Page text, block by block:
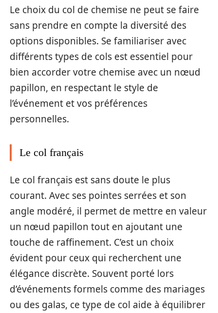
Le choix du col de chemise ne peut se faire
sans prendre en compte la diversité des
options disponibles. Se familiariser avec
différents types de cols est essentiel pour
bien accorder votre chemise avec un nœud
papillon, en respectant le style de
l’événement et vos préférences
personnelles.
Le col français
Le col français est sans doute le plus
courant. Avec ses pointes serrées et son
angle modéré, il permet de mettre en valeur
un nœud papillon tout en ajoutant une
touche de raffinement. C’est un choix
évident pour ceux qui recherchent une
élégance discrète. Souvent porté lors
d’événements formels comme des mariages
ou des galas, ce type de col aide à équilibrer